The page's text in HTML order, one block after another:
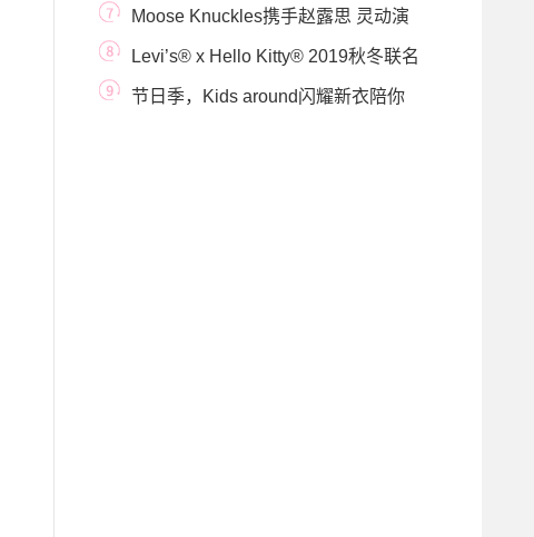
款靴子 ——
Moose Knuckles携手赵露思 灵动演
绎2020秋冬Power Puf
Levi’s® x Hello Kitty® 2019秋冬联名
系列节日季，Kids around闪耀新衣陪你